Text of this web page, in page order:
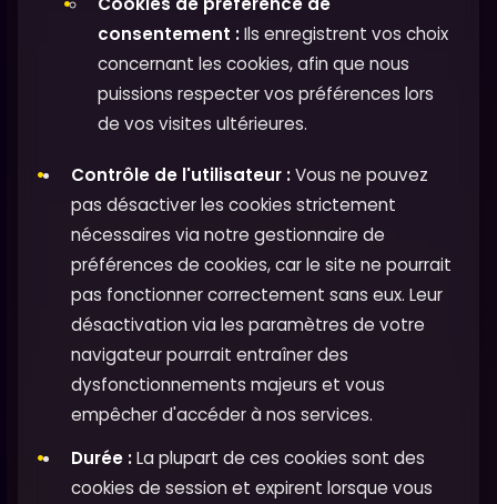
consentement :Ils enregistrent vos choix
concernant les cookies, afin que nous
puissions respecter vos préférences lors
de vos visites ultérieures.
Contrôle de l'utilisateur :Vous ne pouvez
pas désactiver les cookies strictement
nécessaires via notre gestionnaire de
préférences de cookies, car le site ne pourrait
pas fonctionner correctement sans eux. Leur
désactivation via les paramètres de votre
navigateur pourrait entraîner des
dysfonctionnements majeurs et vous
empêcher d'accéder à nos services.
Durée :La plupart de ces cookies sont des
cookies de session et expirent lorsque vous